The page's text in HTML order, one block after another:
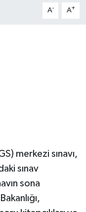
A- A+
merkezi sınavı,
sınav
sona